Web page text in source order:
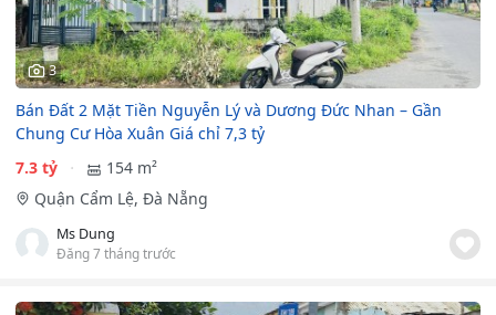
3
Bán Đất 2 Mặt Tiền Nguyễn Lý và Dương Đức Nhan – Gần
Chung Cư Hòa Xuân Giá chỉ 7,3 tỷ
7.3 tỷ
154 m²
Quận Cẩm Lệ, Đà Nẵng
Ms Dung
Đăng 7 tháng trước